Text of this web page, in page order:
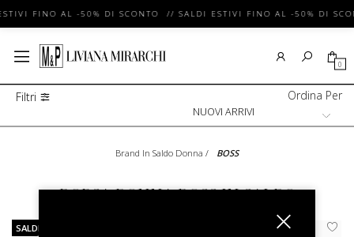
FINO AL -50% DI SCONTO // SALDI ESTIVI FINO AL -50% DI
0
Filtri Ordina Per
Brand In Saldo Donna / BOSS
BORSA DONNA BOSS IN SALDO
SALDI